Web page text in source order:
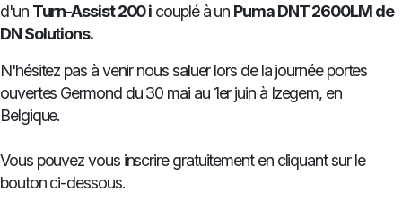
d'un Turn-Assist 200 i couplé à un Puma DNT 2600LM de
DN Solutions.
N'hésitez pas à venir nous saluer lors de la journée portes
ouvertes Germond du 30 mai au 1er juin à Izegem, en
Belgique.
Vous pouvez vous inscrire gratuitement en cliquant sur le
bouton ci-dessous.